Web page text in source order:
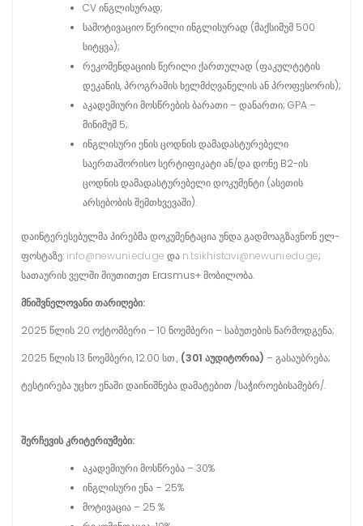
CV ინგლისურად;
სამოტივაციო წერილი ინგლისურად (მაქსიმუმ 500
სიტყვა);
რეკომენდაციის წერილი ქართულად (ფაკულტეტის
დეკანის, პროგრამის ხელმძღვანელის ან პროფესორის);
აკადემიური მოსწრების ბარათი – დანართი; GPA –
მინიმუმ 5;
ინგლისური ენის ცოდნის დამადასტურებელი
საერთაშორისო სერტიფიკატი ან/და დონე B2-ის
ცოდნის დამადასტურებელი დოკუმენტი (ასეთის
არსებობის შემთხვევაში).
დაინტერესებულმა პირებმა დოკუმენტაცია უნდა გადმოაგზავნონ ელ-
ფოსტაზე: info@newuni.edu.ge და n.tsikhistavi@newuni.edu.ge;
სათაურის ველში მიუთითეთ Erasmus+ მობილობა.
მნიშვნელოვანითარიღები:
2025 წლის 20 ოქტომბერი – 10 ნოემბერი – საბუთების წარმოდგენა;
2025 წლის 13 ნოემბერი, 12.00 სთ., (301 აუდიტორია) – გასაუბრება;
ტესტირება უცხო ენაში დაინიშნება დამატებით /საჭიროებისამებრ/.
შერჩევისკრიტერიუმები:
აკადემიური მოსწრება – 30%
ინგლისური ენა – 25%
მოტივაცია – 25 %